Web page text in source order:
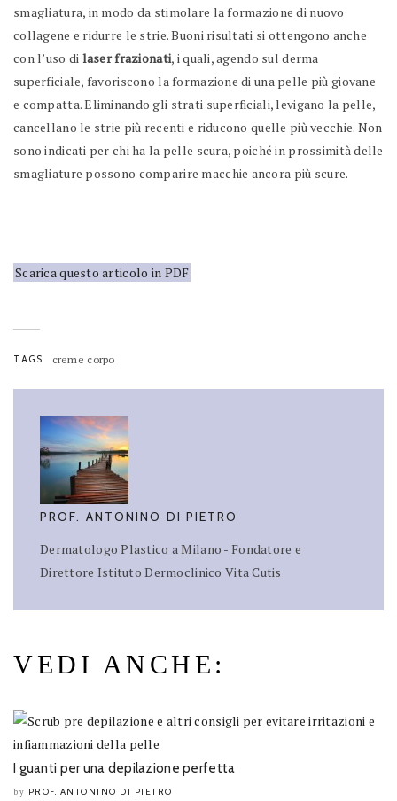
smagliatura, in modo da stimolare la formazione di nuovo
collagene e ridurre le strie. Buoni risultati si ottengono anche
con l’uso di laser frazionati, i quali, agendo sul derma
superficiale, favoriscono la formazione di una pelle più giovane
e compatta. Eliminando gli strati superficiali, levigano la pelle,
cancellano le strie più recenti e riducono quelle più vecchie. Non
sono indicati per chi ha la pelle scura, poiché in prossimità delle
smagliature possono comparire macchie ancora più scure.
Scarica questo articolo in PDF
TAGS creme corpo
PROF. ANTONINO DI PIETRO
Dermatologo Plastico a Milano - Fondatore e
Direttore Istituto Dermoclinico Vita Cutis
VEDI ANCHE:
I guanti per una depilazione perfetta
by PROF. ANTONINO DI PIETRO